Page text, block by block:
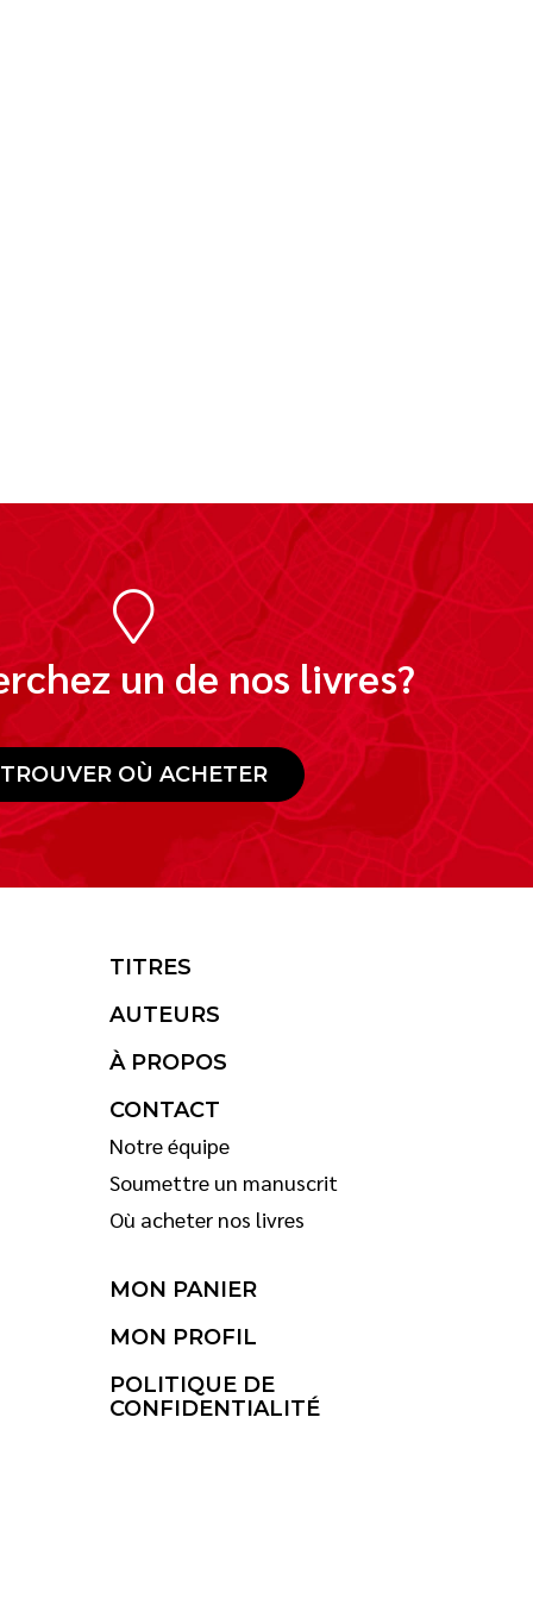
un de nos livres?
TROUVER OÙ ACHETER
TITRES
AUTEURS
À PROPOS
CONTACT
Notre équipe
Soumettre un manuscrit
Où acheter nos livres
MON PANIER
MON PROFIL
POLITIQUE DE
CONFIDENTIALITÉ